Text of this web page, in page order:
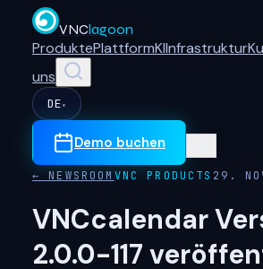
VNClagoon
ProduktePlattformKIInfrastruktur
uns
DE ▾
Demo buchen
← NEWSROOM VNC PRODUCTS 29.
VNCcalendar
2.0.0-117